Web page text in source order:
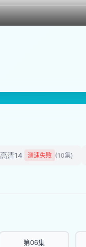
清14 测速失败 (10集)
第06集